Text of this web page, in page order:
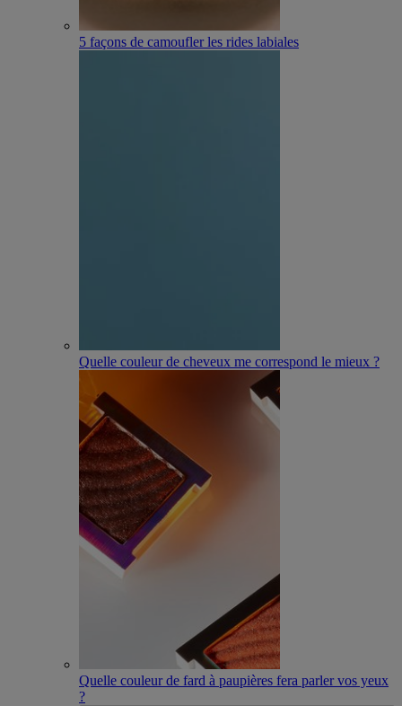
5 façons de camoufler les rides labiales
Quelle couleur de cheveux me correspond le mieux ?
Quelle couleur de fard à paupières fera parler vos yeux
?